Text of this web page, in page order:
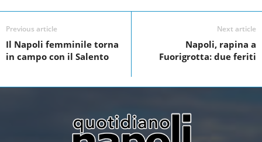
e
b
o
k
t
t
e
k
e
d
n
r
e
Previous article
Il Napoli femminile torna
in campo con il Salento
Next article
Napoli, rapina a
Fuorigrotta: due feriti